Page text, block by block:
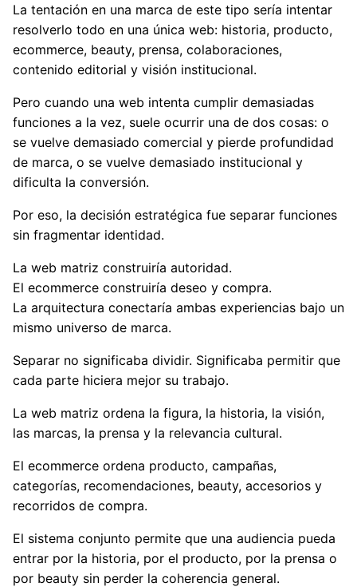
La tentación en una marca de este tipo sería intentar
resolverlo todo en una única web: historia, producto,
ecommerce, beauty, prensa, colaboraciones,
contenido editorial y visión institucional.
Pero cuando una web intenta cumplir demasiadas
funciones a la vez, suele ocurrir una de dos cosas: o
se vuelve demasiado comercial y pierde profundidad
de marca, o se vuelve demasiado institucional y
dificulta la conversión.
Por eso, la decisión estratégica fue separar funciones
sin fragmentar identidad.
La web matriz construiría autoridad.
El ecommerce construiría deseo y compra.
La arquitectura conectaría ambas experiencias bajo un
mismo universo de marca.
Separar no significaba dividir. Significaba permitir que
cada parte hiciera mejor su trabajo.
La web matriz ordena la figura, la historia, la visión,
las marcas, la prensa y la relevancia cultural.
El ecommerce ordena producto, campañas,
categorías, recomendaciones, beauty, accesorios y
recorridos de compra.
El sistema conjunto permite que una audiencia pueda
entrar por la historia, por el producto, por la prensa o
por beauty sin perder la coherencia general.